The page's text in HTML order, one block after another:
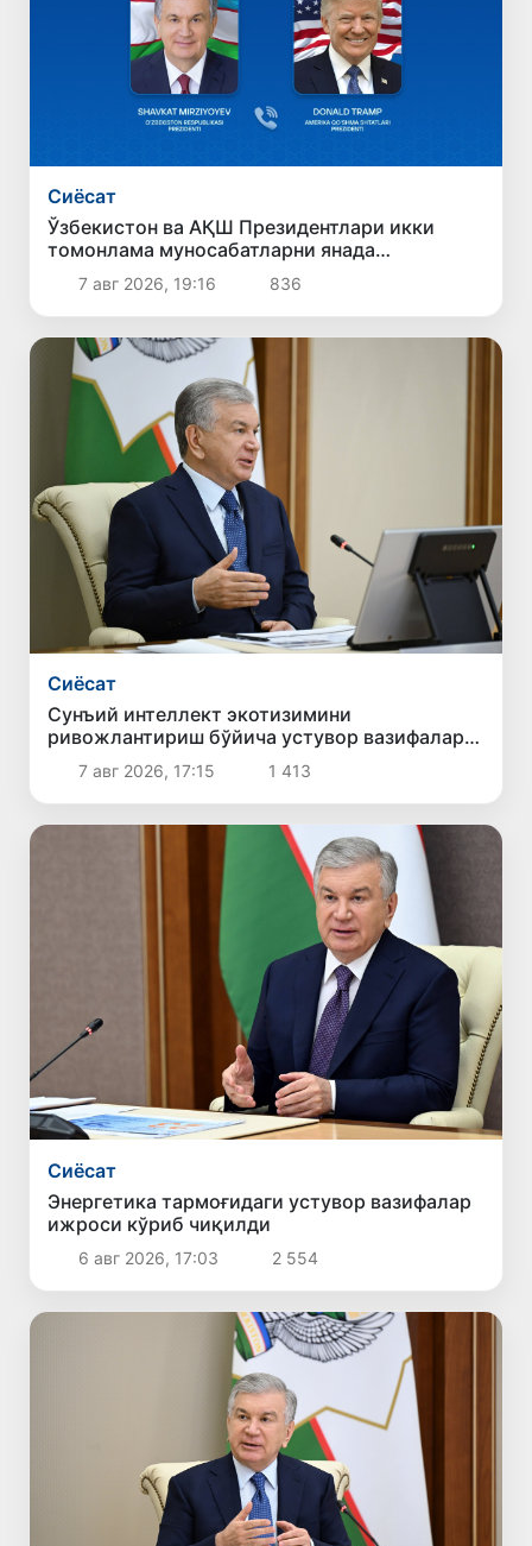
Сиёсат
Ўзбекистон ва АҚШ Президентлари икки
томонлама муносабатларни янада
мустаҳкамлаш истиқболларини муҳокама
қилдилар
7 авг 2026, 19:16 836
Сиёсат
Сунъий интеллект экотизимини
ривожлантириш бўйича устувор вазифалар
белгиланди
7 авг 2026, 17:15 1 413
Сиёсат
Энергетика тармоғидаги устувор вазифалар
ижроси кўриб чиқилди
6 авг 2026, 17:03 2 554